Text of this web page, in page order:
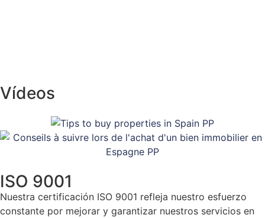
Vídeos
ISO 9001
Nuestra certificación ISO 9001 refleja nuestro esfuerzo
constante por mejorar y garantizar nuestros servicios en